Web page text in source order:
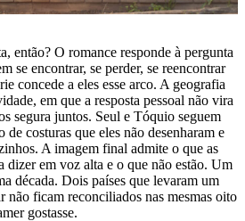
então? O romance responde à pergunta
se encontrar, se perder, se reencontrar
concede a eles esse arco. A geografia
em que a resposta pessoal não vira
segura juntos. Seul e Tóquio seguem
de costuras que eles não desenharam e
A imagem final admite o que as
dizer em voz alta e o que não estão. Um
década. Dois países que levaram um
não ficam reconciliados nas mesmas oito
gostasse.